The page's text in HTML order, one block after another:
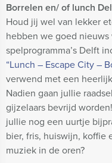
Borrelen en/ of lunch
Houd jij wel van lekker
hebben we goed
spelprogramma’s Delft
“Lunch – Escape City –
verwend met een
Nadien gaan jullie
gijzelaars bevrijd
jullie nog een uurtje
bier, fris, huiswijn, koffie
muziek in de oren?